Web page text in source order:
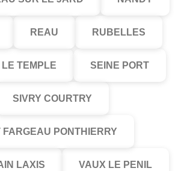
REAU RUBELLES
TEMPLE SEINE PORT
SIVRY COURTRY
FARGEAU PONTHIERRY
LAXIS VAUX LE PENIL